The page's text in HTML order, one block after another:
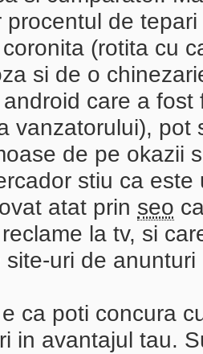
procentul de
(rotita cu
si de o
care a
vanzatorului),
de pe okazii
stiu ca
atat prin seo
la tv, si
site-uri de
ca poti concura
in avantajul tau.